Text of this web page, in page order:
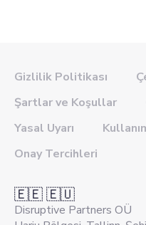
Gizlilik Politikası
Şartlar ve Koşullar
Yasal Uyarı
Onay Tercihleri
🇪🇪 🇪🇺
Disruptive Partners OÜ